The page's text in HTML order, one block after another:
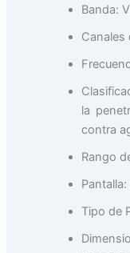
Banda:
Canales
la
contra
Rango
Pantalla:
Tipo de